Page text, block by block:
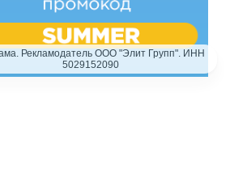
Рекламодатель ООО "Элит Групп". ИНН
5029152090